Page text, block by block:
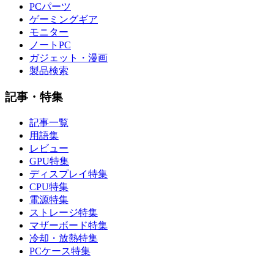
PCパーツ
ゲーミングギア
モニター
ノートPC
ガジェット・漫画
製品検索
記事・特集
記事一覧
用語集
レビュー
GPU特集
ディスプレイ特集
CPU特集
電源特集
ストレージ特集
マザーボード特集
冷却・放熱特集
PCケース特集